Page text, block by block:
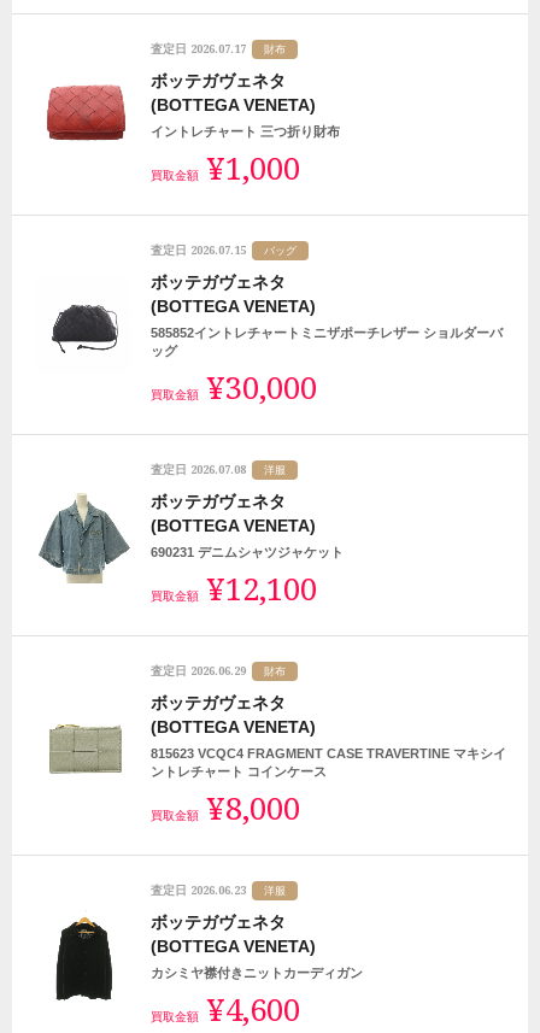
査定日 2026.07.17 財布
ボッテガヴェネタ
(BOTTEGA VENETA)
イントレチャート 三つ折り財布
買取金額 ¥1,000
査定日 2026.07.15 バッグ
ボッテガヴェネタ
(BOTTEGA VENETA)
585852イントレチャートミニザポーチレザー ショルダーバ
ッグ
買取金額 ¥30,000
査定日 2026.07.08 洋服
ボッテガヴェネタ
(BOTTEGA VENETA)
690231 デニムシャツジャケット
買取金額 ¥12,100
査定日 2026.06.29 財布
ボッテガヴェネタ
(BOTTEGA VENETA)
815623 VCQC4 FRAGMENT CASE TRAVERTINE マキシイ
ントレチャート コインケース
買取金額 ¥8,000
査定日 2026.06.23 洋服
ボッテガヴェネタ
(BOTTEGA VENETA)
カシミヤ襟付きニットカーディガン
買取金額 ¥4,600